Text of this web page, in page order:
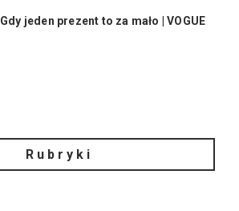
Gdy jeden prezent to za mało | VOGUE
Rubryki